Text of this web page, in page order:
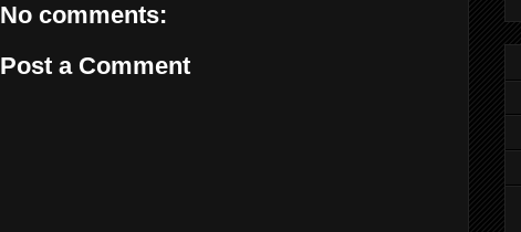
No comments:
Post a Comment